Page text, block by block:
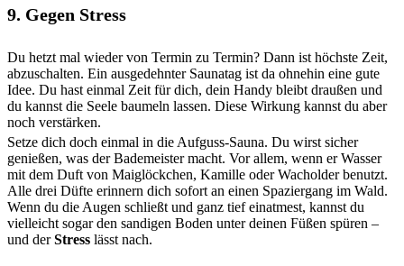
9. Gegen Stress
Du hetzt mal wieder von Termin zu Termin? Dann ist höchste Zeit,
abzuschalten. Ein ausgedehnter Saunatag ist da ohnehin eine gute
Idee. Du hast einmal Zeit für dich, dein Handy bleibt draußen und
du kannst die Seele baumeln lassen. Diese Wirkung kannst du aber
noch verstärken.
Setze dich doch einmal in die Aufguss-Sauna. Du wirst sicher
genießen, was der Bademeister macht. Vor allem, wenn er Wasser
mit dem Duft von Maiglöckchen, Kamille oder Wacholder benutzt.
Alle drei Düfte erinnern dich sofort an einen Spaziergang im Wald.
Wenn du die Augen schließt und ganz tief einatmest, kannst du
vielleicht sogar den sandigen Boden unter deinen Füßen spüren –
und derStress lässt nach.